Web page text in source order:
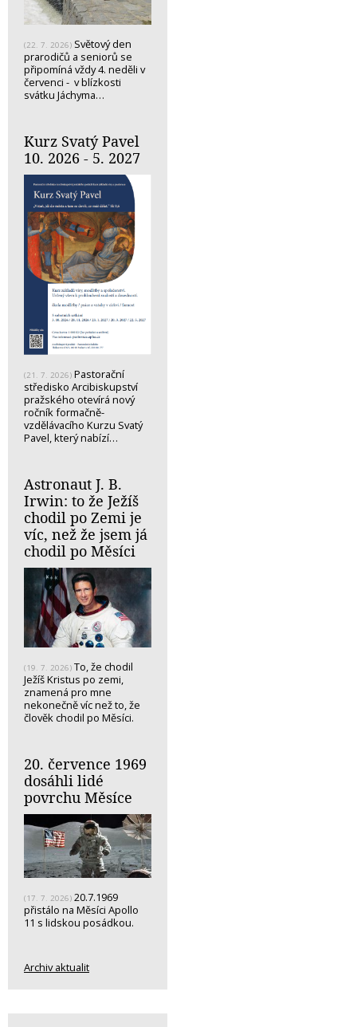
(22. 7. 2026) Světový den
prarodičů a seniorů se
připomíná vždy 4. neděli v
červenci - v blízkosti
svátku Jáchyma…
Kurz Svatý Pavel
10. 2026 - 5. 2027
(21. 7. 2026) Pastorační
středisko Arcibiskupství
pražského otevírá nový
ročník formačně-
vzdělávacího Kurzu Svatý
Pavel, který nabízí…
Astronaut J. B.
Irwin: to že Ježíš
chodil po Zemi je
víc, než že jsem já
chodil po Měsíci
(19. 7. 2026) To, že chodil
Ježíš Kristus po zemi,
znamená pro mne
nekonečně víc než to, že
člověk chodil po Měsíci.
20. července 1969
dosáhli lidé
povrchu Měsíce
(17. 7. 2026) 20.7.1969
přistálo na Měsíci Apollo
11 s lidskou posádkou.
Archiv aktualit